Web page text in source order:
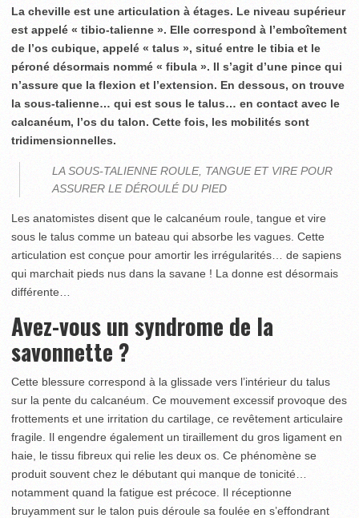
La cheville est une articulation à étages. Le niveau supérieur
est appelé « tibio-talienne ». Elle correspond à l’emboîtement
de l’os cubique, appelé « talus », situé entre le tibia et le
péroné désormais nommé « fibula ». Il s’agit d’une pince qui
n’assure que la flexion et l’extension. En dessous, on trouve
la sous-talienne… qui est sous le talus… en contact avec le
calcanéum, l’os du talon. Cette fois, les mobilités sont
tridimensionnelles.
LA SOUS-TALIENNE ROULE, TANGUE ET VIRE POUR
ASSURER LE DÉROULÉ DU PIED
Les anatomistes disent que le calcanéum roule, tangue et vire
sous le talus comme un bateau qui absorbe les vagues. Cette
articulation est conçue pour amortir les irrégularités… de sapiens
qui marchait pieds nus dans la savane ! La donne est désormais
différente…
Avez-vous un syndrome de la
savonnette ?
Cette blessure correspond à la glissade vers l’intérieur du talus
sur la pente du calcanéum. Ce mouvement excessif provoque des
frottements et une irritation du cartilage, ce revêtement articulaire
fragile. Il engendre également un tiraillement du gros ligament en
haie, le tissu fibreux qui relie les deux os. Ce phénomène se
produit souvent chez le débutant qui manque de tonicité…
notamment quand la fatigue est précoce. Il réceptionne
bruyamment sur le talon puis déroule sa foulée en s’effondrant